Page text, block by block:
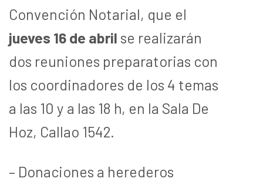
Convención Notarial, que el
jueves 16 de abril se realizarán
dos reuniones preparatorias con
los coordinadores de los 4 temas
a las 10 y a las 18 h, en la Sala De
Hoz, Callao 1542.
– Donaciones a herederos